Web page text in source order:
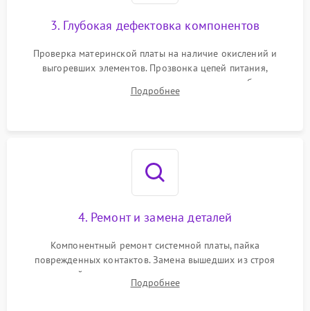
3. Глубокая дефектовка компонентов
Проверка материнской платы на наличие окислений и
выгоревших элементов. Прозвонка цепей питания,
тестирование приводных моторов колес и турбины
всасывания. Оценка состояния оптических и инфракрасных
Подробнее
4. Ремонт и замена деталей
Компонентный ремонт системной платы, пайка
поврежденных контактов. Замена вышедших из строя
двигателей, изношенного аккумулятора, неисправного
лидара или помпы подачи воды. Восстановление шлейфов и
Подробнее